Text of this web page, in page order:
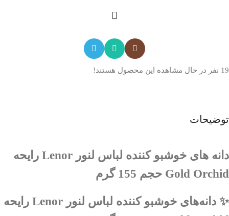
19 نفر در حال مشاهده این محصول هستند!
توضیحات
دانه های خوشبو کننده لباس لنور Lenor رایحه
Gold Orchid حجم 155 گرم
✨ دانه‌های خوشبو کننده لباس لنور Lenor رایحه